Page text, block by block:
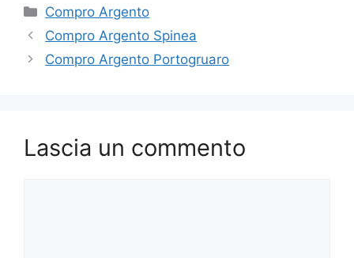
Categorie
Compro Argento
Compro Argento Spinea
Compro Argento Portogruaro
Lascia un commento